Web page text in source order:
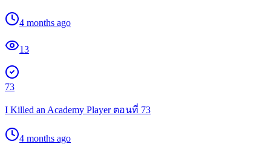
4 months ago
13
73
I Killed an Academy Player ตอนที่ 73
4 months ago